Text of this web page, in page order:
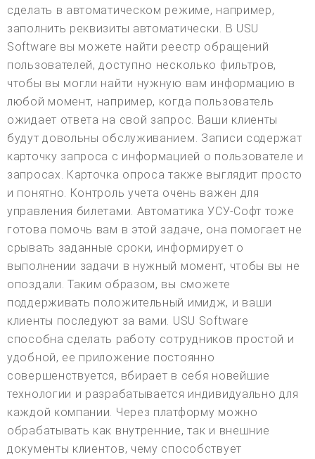
сделать в автоматическом режиме, например,
заполнить реквизиты автоматически. В USU
Software вы можете найти реестр обращений
пользователей, доступно несколько фильтров,
чтобы вы могли найти нужную вам информацию в
любой момент, например, когда пользователь
ожидает ответа на свой запрос. Ваши клиенты
будут довольны обслуживанием. Записи содержат
карточку запроса с информацией о пользователе и
запросах. Карточка опроса также выглядит просто
и понятно. Контроль учета очень важен для
управления билетами. Автоматика УСУ-Софт тоже
готова помочь вам в этой задаче, она помогает не
срывать заданные сроки, информирует о
выполнении задачи в нужный момент, чтобы вы не
опоздали. Таким образом, вы сможете
поддерживать положительный имидж, и ваши
клиенты последуют за вами. USU Software
способна сделать работу сотрудников простой и
удобной, ее приложение постоянно
совершенствуется, вбирает в себя новейшие
технологии и разрабатывается индивидуально для
каждой компании. Через платформу можно
обрабатывать как внутренние, так и внешние
документы клиентов, чему способствует